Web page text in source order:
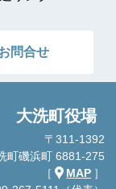
問合せ
大洗町役場
〒311-1392
町磯浜町 6881-275
［
MAP ］